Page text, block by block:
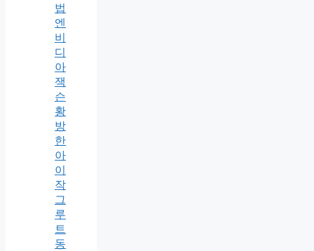
법
엔
비
디
아
잭
슨
황
방
한
아
이
작
그
루
트
동